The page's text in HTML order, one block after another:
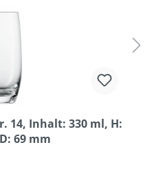
14, Inhalt: 330 ml, H:
69 mm